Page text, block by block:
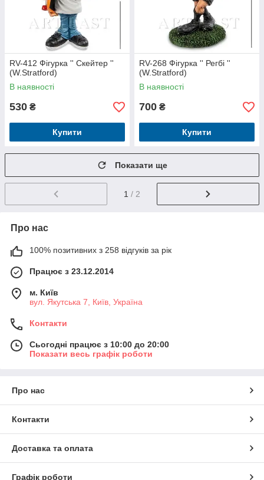
RV-412 Фігурка '' Скейтер ''
(W.Stratford)
В наявності
530 ₴
Купити
RV-268 Фігурка '' Регбі ''
(W.Stratford)
В наявності
700 ₴
Купити
Показати ще
1 / 2
Про нас
100% позитивних з 258 відгуків за рік
Працює з 23.12.2014
м. Київ
вул. Якутська 7, Київ, Україна
Контакти
Сьогодні працює з 10:00 до 20:00
Показати весь графік роботи
Про нас
Контакти
Доставка та оплата
Графік роботи